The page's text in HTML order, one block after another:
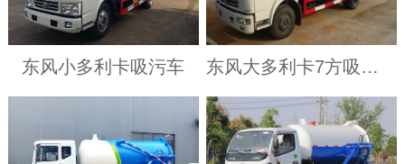
东风小多利卡吸污车 东风大多利卡7方吸污车